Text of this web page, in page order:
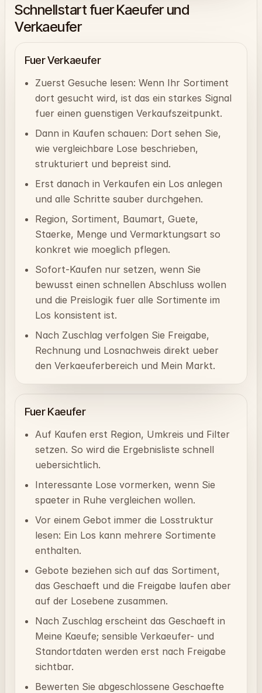
Schnellstart fuer Kaeufer und
Verkaeufer
Fuer Verkaeufer
Zuerst Gesuche lesen: Wenn Ihr Sortiment
dort gesucht wird, ist das ein starkes Signal
fuer einen guenstigen Verkaufszeitpunkt.
Dann in Kaufen schauen: Dort sehen Sie,
wie vergleichbare Lose beschrieben,
strukturiert und bepreist sind.
Erst danach in Verkaufen ein Los anlegen
und alle Schritte sauber durchgehen.
Region, Sortiment, Baumart, Guete,
Staerke, Menge und Vermarktungsart so
konkret wie moeglich pflegen.
Sofort-Kaufen nur setzen, wenn Sie
bewusst einen schnellen Abschluss wollen
und die Preislogik fuer alle Sortimente im
Los konsistent ist.
Nach Zuschlag verfolgen Sie Freigabe,
Rechnung und Losnachweis direkt ueber
den Verkaeuferbereich und Mein Markt.
Fuer Kaeufer
Auf Kaufen erst Region, Umkreis und Filter
setzen. So wird die Ergebnisliste schnell
uebersichtlich.
Interessante Lose vormerken, wenn Sie
spaeter in Ruhe vergleichen wollen.
Vor einem Gebot immer die Losstruktur
lesen: Ein Los kann mehrere Sortimente
enthalten.
Gebote beziehen sich auf das Sortiment,
das Geschaeft und die Freigabe laufen aber
auf der Losebene zusammen.
Nach Zuschlag erscheint das Geschaeft in
Meine Kaeufe; sensible Verkaeufer- und
Standortdaten werden erst nach Freigabe
sichtbar.
Bewerten Sie abgeschlossene Geschaefte